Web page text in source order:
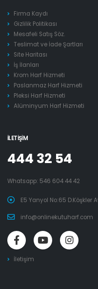
Firma Kaydı
Gizlilik Politikası
Mesafeli Satış Söz.
Teslimat ve İade Şartları
Site Haritası
İş İlanları
Krom Harf Hizmeti
Paslanmaz Harf Hizmeti
Pleksi Harf Hizmeti
Alüminyum Harf Hizmeti
İLETIŞIM
444 32 54
Whatsapp: 546 604 44 42
E5 Yanyol No:65 D.Köşkler
info@onlinekutuharf.com
İletişim